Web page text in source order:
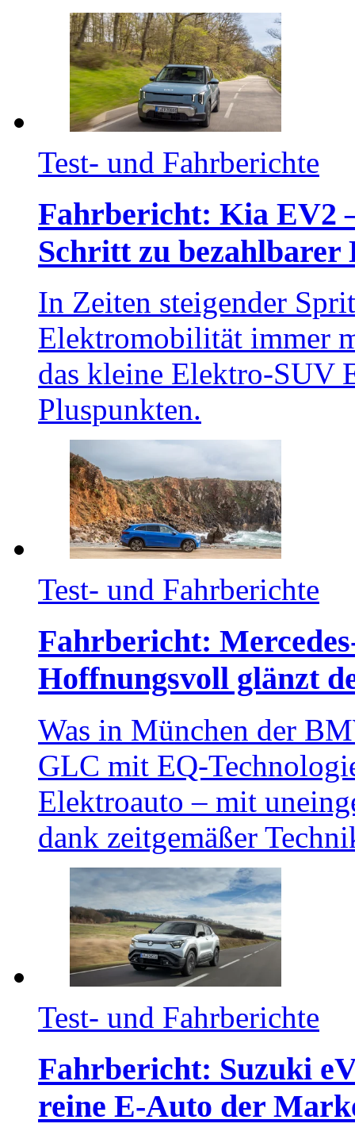
Test- und Fahrberichte
Fahrbericht: Kia EV2
Schritt zu
In Zeiten steigender
Elektromobilität immer
das kleine Elektro-SUV
Pluspunkten.
Test- und Fahrberichte
Fahrbericht:
Hoffnungsvoll glänzt
Was in München der
GLC mit EQ-
Elektroauto – mit
dank zeitgemäßer
Test- und Fahrberichte
Fahrbericht: Suzuki
reine E-Auto der